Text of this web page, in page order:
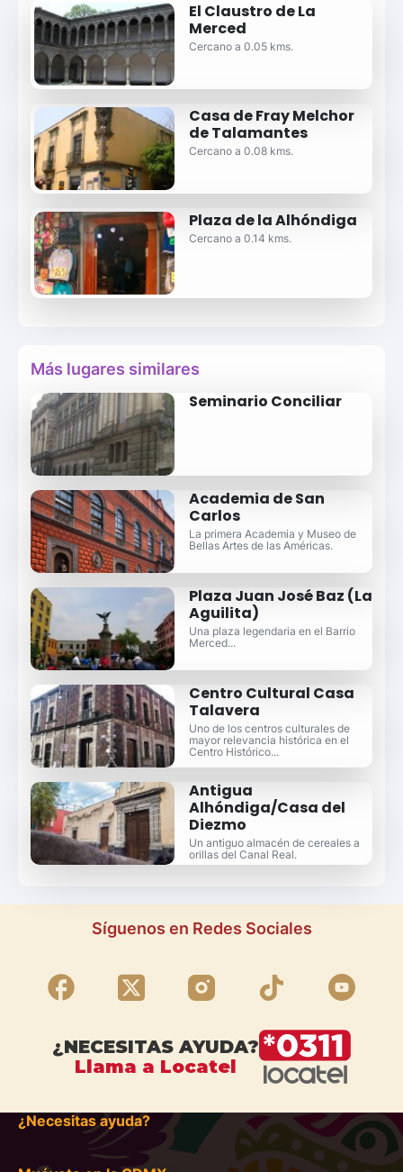
El Claustro de La
Merced
Cercano a 0.05 kms.
Casa de Fray Melchor
de Talamantes
Cercano a 0.08 kms.
Plaza de la Alhóndiga
Cercano a 0.14 kms.
Más lugares similares
Seminario Conciliar
Academia de San
Carlos
La primera Academia y Museo de
Bellas Artes de las Américas.
Plaza Juan José Baz (La
Aguilita)
Una plaza legendaria en el Barrio
Merced...
Centro Cultural Casa
Talavera
Uno de los centros culturales de
mayor relevancia histórica en el
Centro Histórico...
Antigua
Alhóndiga/Casa del
Diezmo
Un antiguo almacén de cereales a
orillas del Canal Real.
Síguenos en Redes Sociales
¿NECESITAS AYUDA?
Llama a Locatel
¿Necesitas ayuda?